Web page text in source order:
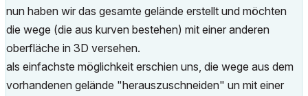
nun haben wir das gesamte gelände erstellt und möchten
die wege (die aus kurven bestehen) mit einer anderen
oberfläche in 3D versehen.
als einfachste möglichkeit erschien uns, die wege aus dem
vorhandenen gelände "herauszuschneiden" un mit einer